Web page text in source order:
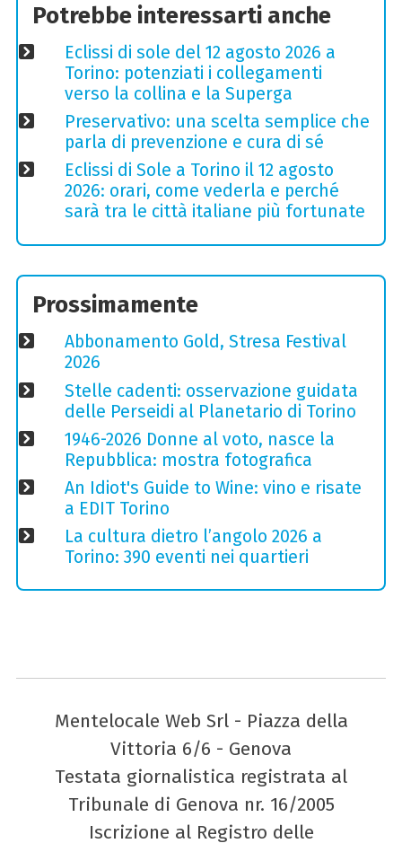
Potrebbe interessarti anche
Eclissi di sole del 12 agosto 2026 a
Torino: potenziati i collegamenti
verso la collina e la Superga
Preservativo: una scelta semplice che
parla di prevenzione e cura di sé
Eclissi di Sole a Torino il 12 agosto
2026: orari, come vederla e perché
sarà tra le città italiane più fortunate
Prossimamente
Abbonamento Gold, Stresa Festival
2026
Stelle cadenti: osservazione guidata
delle Perseidi al Planetario di Torino
1946-2026 Donne al voto, nasce la
Repubblica: mostra fotografica
An Idiot's Guide to Wine: vino e risate
a EDIT Torino
La cultura dietro l’angolo 2026 a
Torino: 390 eventi nei quartieri
Mentelocale Web Srl - Piazza della
Vittoria 6/6 - Genova
Testata giornalistica registrata al
Tribunale di Genova nr. 16/2005
Iscrizione al Registro delle